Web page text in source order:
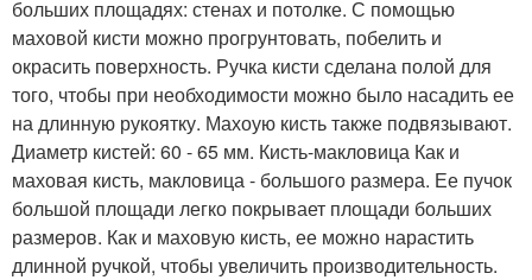
больших площадях: стенах и потолке. С помощью
маховой кисти можно прогрунтовать, побелить и
окрасить поверхность. Ручка кисти сделана полой для
того, чтобы при необходимости можно было насадить ее
на длинную рукоятку. Махоую кисть также подвязывают.
Диаметр кистей: 60 - 65 мм. Кисть-макловица Как и
маховая кисть, макловица - большого размера. Ее пучок
большой площади легко покрывает площади больших
размеров. Как и маховую кисть, ее можно нарастить
длинной ручкой, чтобы увеличить производительность.